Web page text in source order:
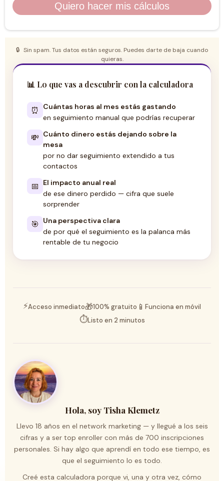
Quiero hacer mis cálculos
🔒 Sin spam. Tus datos están seguros. Puedes darte de baja cuando
quieras.
📊 Lo que vas a descubrir con la calculadora
⏰
Cuántas horas al mes estás gastando
en seguimiento manual que podrías recuperar
💸 Cuánto dinero estás dejando sobre la
mesa
por no dar seguimiento extendido a tus
contactos
📅
El impacto anual real
de ese dinero perdido — cifra que suele
sorprender
🎯
Una perspectiva clara
de por qué el seguimiento es la palanca más
rentable de tu negocio
⚡Acceso inmediato🎁100% gratuito 📱 Funciona en móvil
⏱️Listo en 2 minutos
Hola, soy Tisha Klemetz
Llevo 18 años en el network marketing — y llegué a los seis
cifras y a ser top enroller con más de 700 inscripciones
personales. Si hay algo que aprendí en todo ese tiempo, es
que el seguimiento lo es todo.
Creé esta calculadora porque vi, una y otra vez, cómo